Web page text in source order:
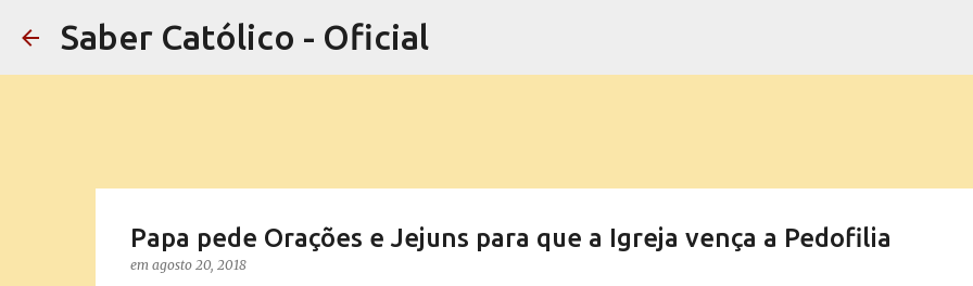
Saber Católico - Oficial
Papa pede Orações e Jejuns para que a Igreja vença a Pedofilia
em agosto 20, 2018